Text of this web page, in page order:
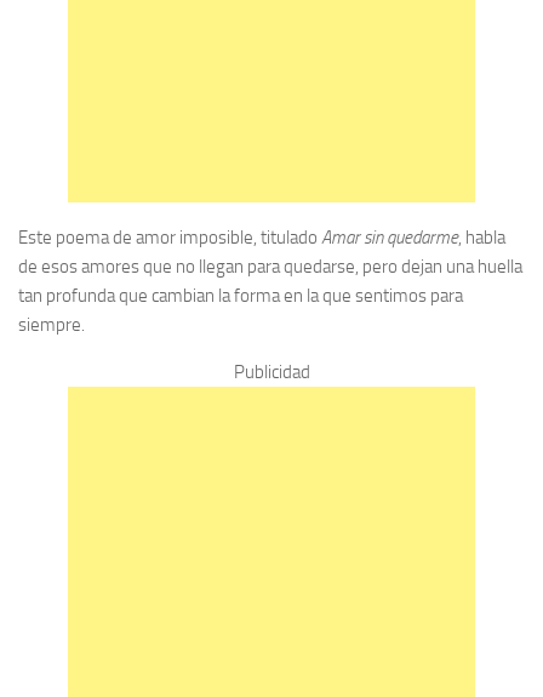
Este poema de amor imposible, titulado Amar sin quedarme, habla
de esos amores que no llegan para quedarse, pero dejan una huella
tan profunda que cambian la forma en la que sentimos para
siempre.
Publicidad